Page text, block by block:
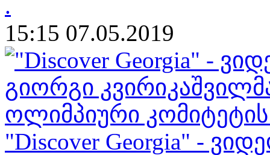
15:15 07.05.2019
"Discover Georgia" -